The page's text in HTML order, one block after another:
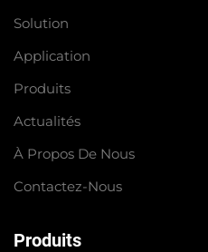
Solution
Application
Produits
Actualités
À Propos De Nous
Contactez-Nous
Produits